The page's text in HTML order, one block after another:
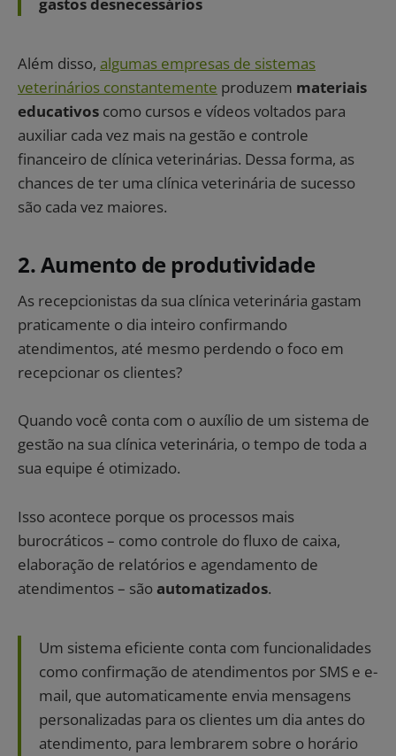
Além disso, algumas empresas de sistemas
veterinários constantemente produzem materiais
educativos como cursos e vídeos voltados para
auxiliar cada vez mais na gestão e controle
financeiro de clínica veterinárias. Dessa forma, as
chances de ter uma clínica veterinária de sucesso
são cada vez maiores.
2. Aumento de produtividade ​
As recepcionistas da sua clínica veterinária gastam
praticamente o dia inteiro confirmando
atendimentos, até mesmo perdendo o foco em
recepcionar os clientes?
Quando você conta com o auxílio de um sistema de
gestão na sua clínica veterinária, o tempo de toda a
sua equipe é otimizado.
Isso acontece porque os processos mais
burocráticos – como controle do fluxo de caixa,
elaboração de relatórios e agendamento de
atendimentos – sãoautomatizados.
Um sistema eficiente conta com funcionalidades
como confirmação de atendimentos por SMS e e-
mail, que automaticamente envia mensagens
personalizadas para os clientes um dia antes do
atendimento, para lembrarem sobre o horário